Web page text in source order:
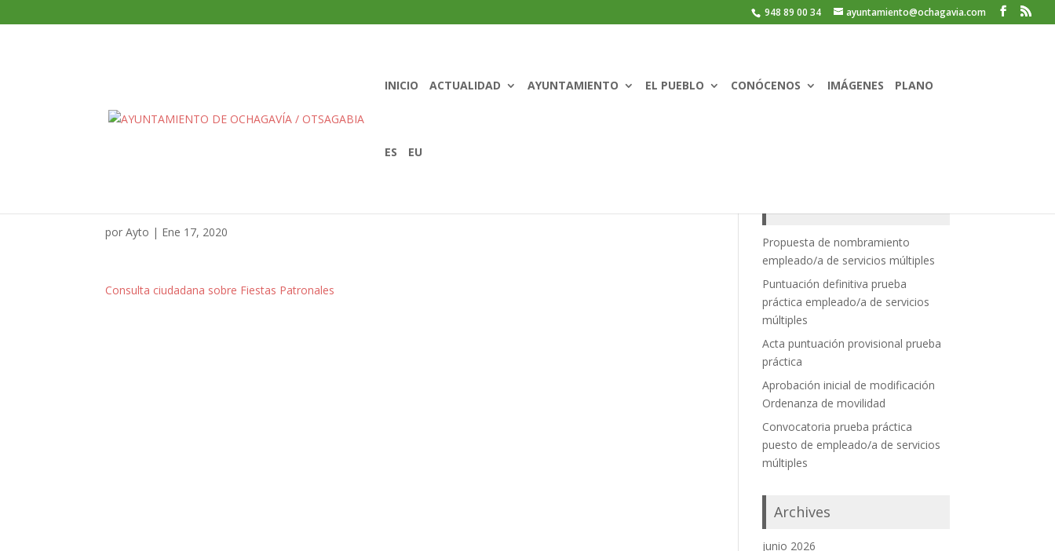
948 89 00 34 ayuntamiento@ochagavia.com
INICIO ACTUALIDAD AYUNTAMIENTO EL PUEBLO CONÓCENOS IMÁGENES PLANO
ES EU
porAyto | Ene 17, 2020
Consulta ciudadana sobre Fiestas Patronales
Propuesta de nombramiento
empleado/a de servicios múltiples
Puntuación definitiva prueba
práctica empleado/a de servicios
múltiples
Acta puntuación provisional prueba
práctica
Aprobación inicial de modificación
Ordenanza de movilidad
Convocatoria prueba práctica
puesto de empleado/a de servicios
múltiples
Archives
junio 2026